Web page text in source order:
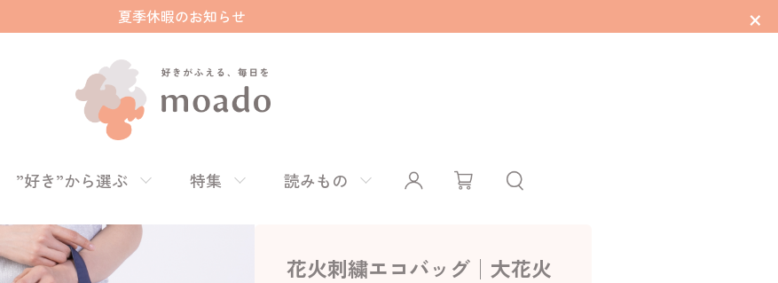
夏季休暇のお知らせ ×
”好き”から選ぶ 特集 読みもの
花火刺繍エコバッグ│大花火